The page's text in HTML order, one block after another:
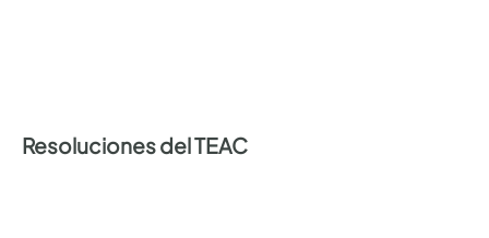
Resoluciones del TEAC